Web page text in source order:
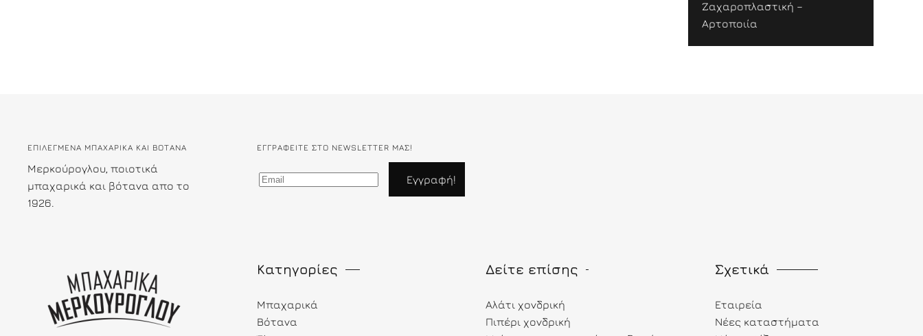
Ζαχαροπλαστική –
Αρτοποιία
ΕΠΙΛΕΓΜΕΝΑ ΜΠΑΧΑΡΙΚΑ ΚΑΙ ΒΟΤΑΝΑ
Μερκούρογλου, ποιοτικά
μπαχαρικά και βότανα απο το
1926.
ΕΓΓΡΑΦΕΊΤΕ ΣΤΟ NEWSLETTER ΜΑΣ!
Κατηγορίες
Μπαχαρικά
Βότανα
Δείτε επίσης
Αλάτι χονδρική
Πιπέρι χονδρική
Σχετικά
Εταιρεία
Νέες καταστήματα